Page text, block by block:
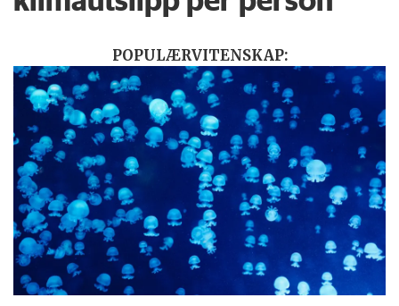
POPULÆRVITENSKAP: